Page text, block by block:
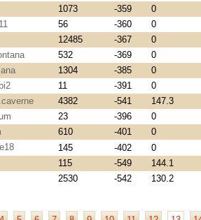
1073 -359 0
56 -360 0
12485 -367 0
532 -369 0
1304 -385 0
11 -391 0
4382 -541 147.3
23 -396 0
610 -401 0
145 -402 0
115 -549 144.1
2530 -542 130.2